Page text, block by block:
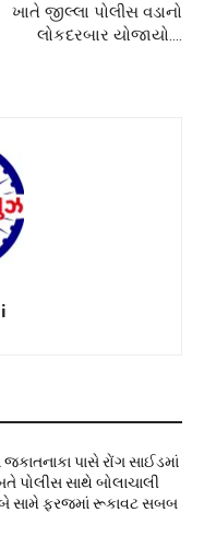
ખાતે જીલ્લા પોલીસ વડાનો
લોકદરબાર યોજાયો….
જકાતનાકા પાસે રોંગ સાઈડમાં
પોલીસ સાથે બોલાચાલી
સામે ફરજમાં રૂકાવટ સબબ